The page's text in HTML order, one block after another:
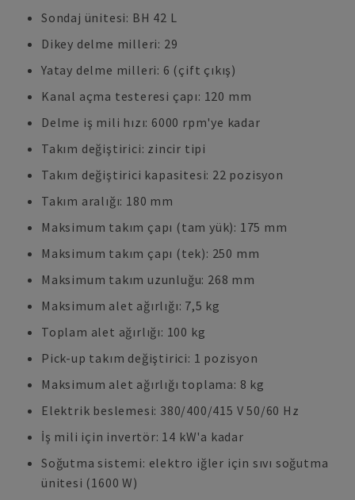
Sondaj ünitesi: BH 42 L
Dikey delme milleri: 29
Yatay delme milleri: 6 (çift çıkış)
Kanal açma testeresi çapı: 120 mm
Delme iş mili hızı: 6000 rpm'ye kadar
Takım değiştirici: zincir tipi
Takım değiştirici kapasitesi: 22 pozisyon
Takım aralığı: 180 mm
Maksimum takım çapı (tam yük): 175 mm
Maksimum takım çapı (tek): 250 mm
Maksimum takım uzunluğu: 268 mm
Maksimum alet ağırlığı: 7,5 kg
Toplam alet ağırlığı: 100 kg
Pick-up takım değiştirici: 1 pozisyon
Maksimum alet ağırlığı toplama: 8 kg
Elektrik beslemesi: 380/400/415 V 50/60 Hz
İş mili için invertör: 14 kW'a kadar
Soğutma sistemi: elektro iğler için sıvı soğutma
ünitesi (1600 W)